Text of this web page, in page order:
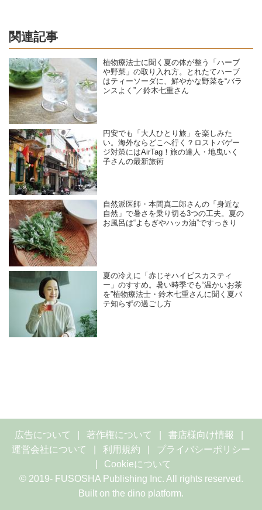
関連記事
植物療法士に聞く夏の体が整う「ハーブ
や野菜」の取り入れ方。とれたてハーブ
はティーソーダに、鮮やかな野菜を“バラ
ンスよく”／鈴木七重さん
円安でも「大人ひとり旅」を楽しみた
い。海外ならどこへ行く？ロストバゲー
ジ対策にはAirTag！旅の達人・地曳いく
子さんの最新旅術
自然派医師・本間真二郎さんの「身近な
自然」で暑さを乗り切る3つの工夫。夏の
お風呂は“よもぎやハッカ油”ですっきり
夏の冷えに「赤じそハイビスカスティ
ー」のすすめ。暑い時季でも“温かいお茶
を”植物療法士・鈴木七重さんに聞く夏バ
テ知らずの過ごし方
広告について 著作権について
書店様向け情報
運営会社について
利用規約
プライバシーポリシー
Cookieについて
© 2019- FUSOSHA Publishing Inc. All rights reserved.
Built on the dino platform.